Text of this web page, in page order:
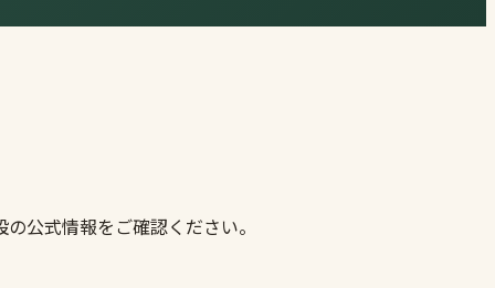
公式情報をご確認ください。